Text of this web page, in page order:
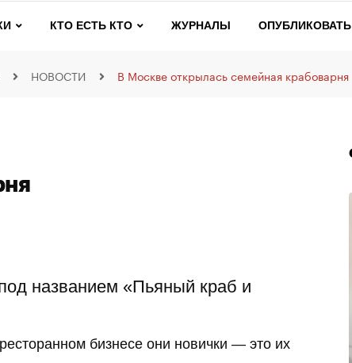
КТО ЕСТЬ КТО ЖУРНАЛЫ
НОВОСТИ В Москве открылась семейная крабоварня
названием «Пьяный краб и
бизнесе они новички — это их